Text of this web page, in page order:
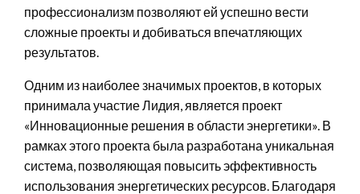
профессионализм позволяют ей успешно вести
сложные проекты и добиваться впечатляющих
результатов.
Одним из наиболее значимых проектов, в которых
принимала участие Лидия, является проект
«Инновационные решения в области энергетики». В
рамках этого проекта была разработана уникальная
система, позволяющая повысить эффективность
использования энергетических ресурсов. Благодаря